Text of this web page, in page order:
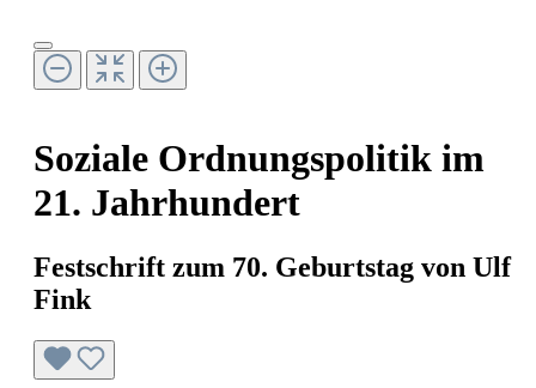
Soziale Ordnungspolitik im
21. Jahrhundert
Festschrift zum 70. Geburtstag von Ulf
Fink